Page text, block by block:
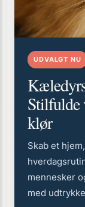
UDVALGT NU
Stilfulde
klør
Skab et
mennesker
med